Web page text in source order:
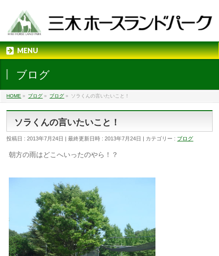
MENU
ブログ
HOME » ブログ » ブログ » ソラくんの言いたいこと！
ソラくんの言いたいこと！
投稿日 : 2013年7月24日 最終更新日時 : 2013年7月24日 カテゴリー : ブログ
朝方の雨はどこへいったのやら！？